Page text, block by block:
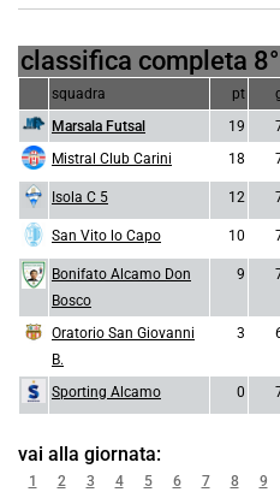
classifica completa
squadra pt
Marsala Futsal
19
Mistral Club Carini
18
Isola C 5 12
San Vito lo Capo 10
Bonifato Alcamo Don
Bosco
9
Oratorio San Giovanni
B.
3
Sporting Alcamo 0
vai alla giornata:
1 2 3 4 5 6 7 8 9